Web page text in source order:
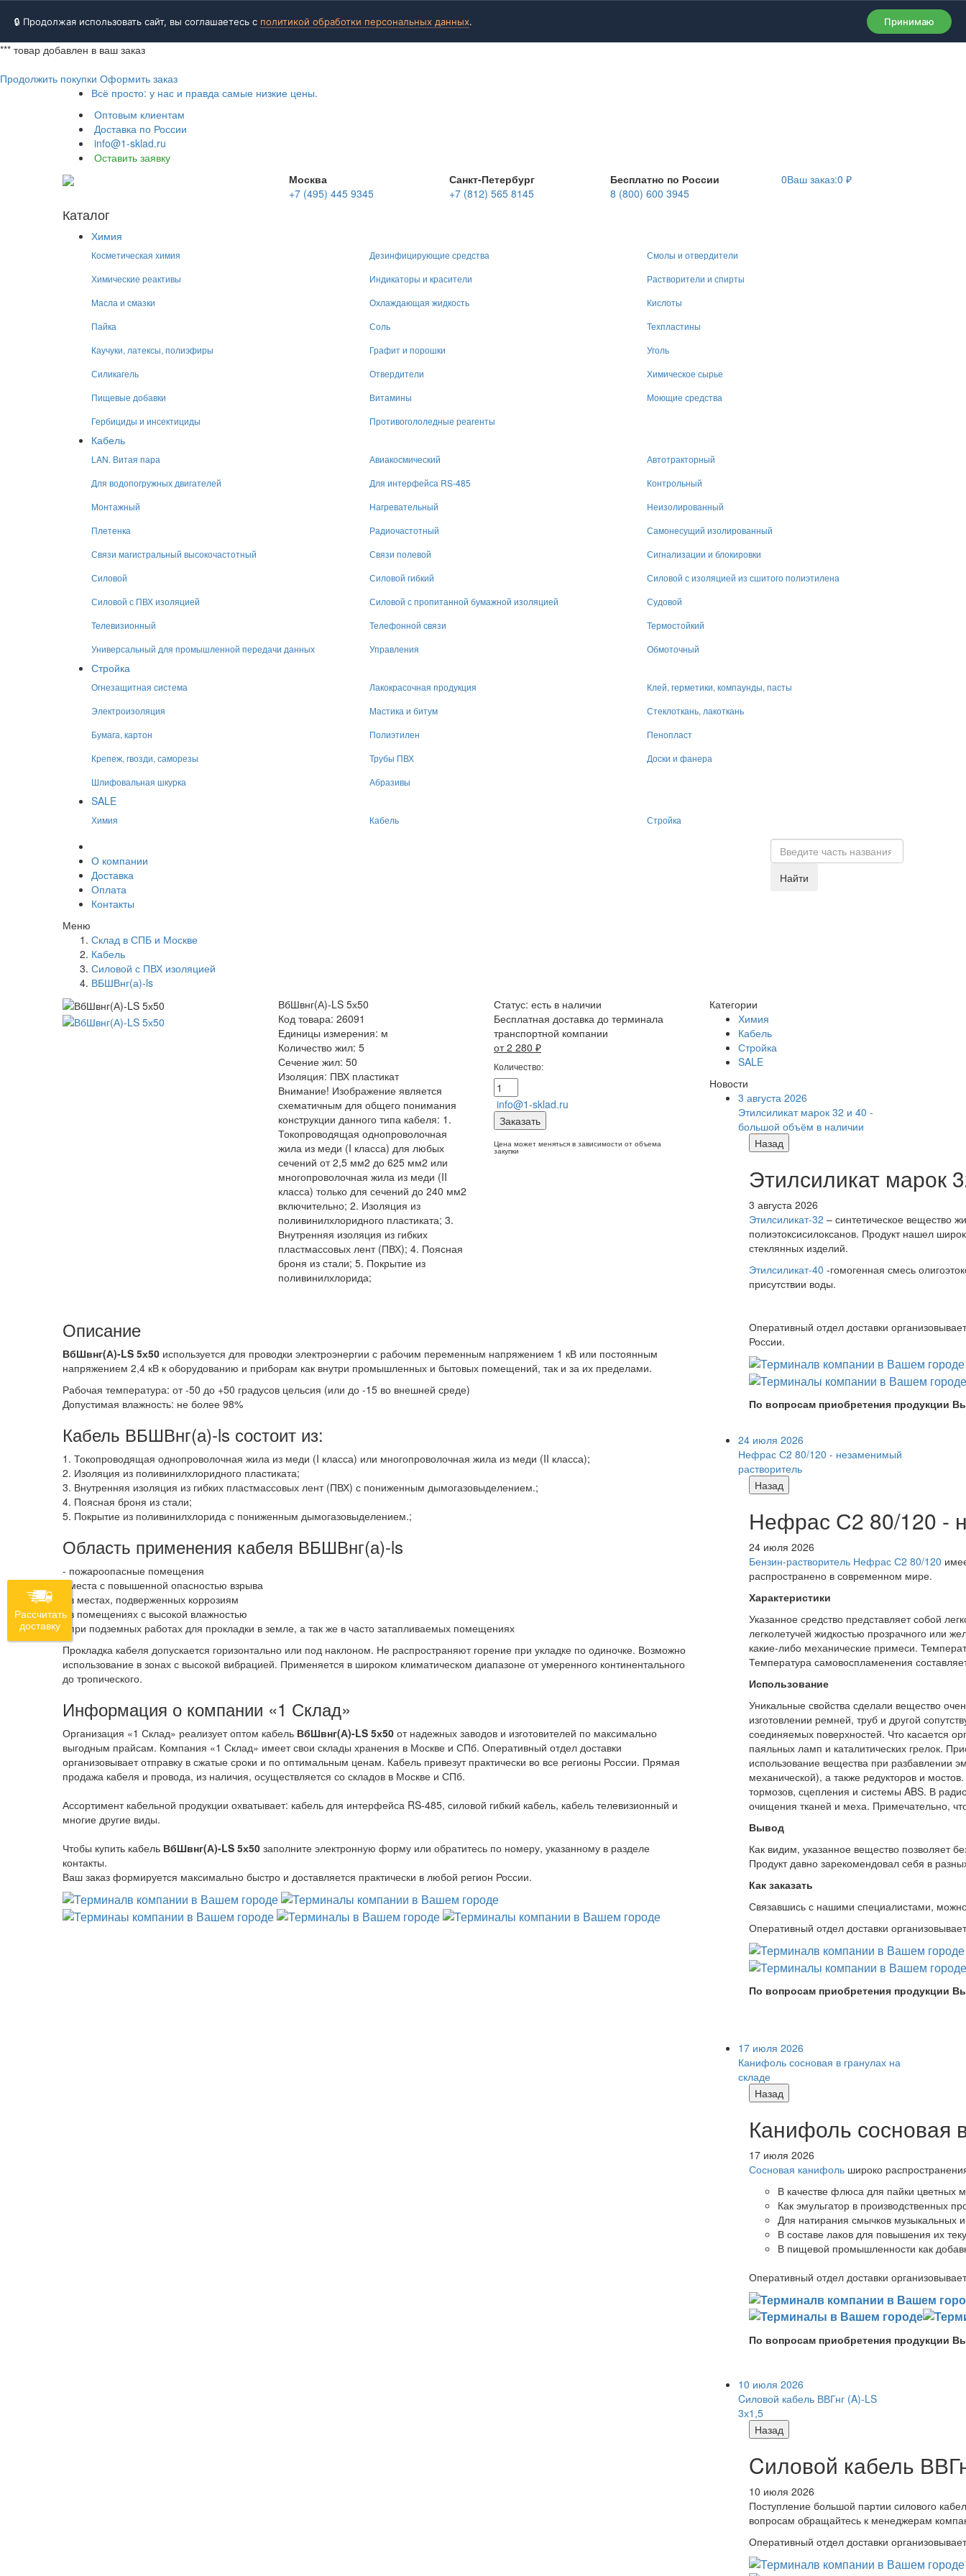
🔒 Продолжая использовать сайт, вы соглашаетесь с политикой обработки персональных данных. Принимаю
*** товар добавлен в ваш заказ
Продолжить покупки Оформить заказ
Всё просто: у нас и правда самые низкие цены.
Оптовым клиентам
Доставка по России
info@1-sklad.ru
Оставить заявку
Москва
+7 (495) 445 9345
Санкт-Петербург
+7 (812) 565 8145
Бесплатно по России
8 (800) 600 3945
0Ваш заказ:0 ₽
Каталог
Химия
Косметическая химия Дезинфицирующие средства
Смолы и отвердители
Химические реактивы
Индикаторы и красители
Растворители и спирты
Масла и смазки
Охлаждающая жидкость
Кислоты
Пайка
Соль
Техпластины
Каучуки, латексы, полиэфиры
Графит и порошки
Уголь
Силикагель
Отвердители
Химическое сырье
Пищевые добавки
Витамины
Моющие средства
Гербициды и инсектициды
Противогололедные реагенты
Кабель
LAN. Витая пара Авиакосмический
Автотракторный
Для водопогружных двигателей
Для интерфейса RS-485
Контрольный
Монтажный
Нагревательный
Неизолированный
Плетенка
Радиочастотный
Самонесущий изолированный
Связи магистральный высокочастотный
Связи полевой
Сигнализации и блокировки
Силовой
Силовой гибкий
Силовой с изоляцией из сшитого полиэтилена
Силовой с ПВХ изоляцией
Силовой с пропитанной бумажной изоляцией
Судовой
Телевизионный
Телефонной связи
Термостойкий
Универсальный для промышленной передачи данных
Управления Обмоточный
Стройка
Огнезащитная система Лакокрасочная продукция
Клей, герметики, компаунды, пасты
Электроизоляция
Мастика и битум
Стеклоткань, лакоткань
Бумага, картон
Полиэтилен
Пенопласт
Крепеж, гвозди, саморезы
Трубы ПВХ
Доски и фанера
Шлифовальная шкурка
Абразивы
SALE
Химия Кабель Стройка
О компании
Доставка
Оплата
Контакты
Найти
Меню
Склад в СПБ и Москве
Кабель
Силовой с ПВХ изоляцией
ВБШВнг(а)-ls
ВбШвнг(А)-LS 5х50
Код товара: 26091
Единицы измерения: м
Количество жил: 5
Сечение жил: 50
Изоляция: ПВХ пластикат
Внимание! Изображение является
схематичным для общего понимания
конструкции данного типа кабеля: 1.
Токопроводящая однопроволочная
жила из меди (I класса) для любых
сечений от 2,5 мм2 до 625 мм2 или
многопроволочная жила из меди (II
класса) только для сечений до 240 мм2
включительно; 2. Изоляция из
поливинилхлоридного пластиката; 3.
Внутренняя изоляция из гибких
пластмассовых лент (ПВХ); 4. Поясная
броня из стали; 5. Покрытие из
поливинилхлорида;
Статус: есть в наличии
Бесплатная доставка до терминала
транспортной компании
от 2 280 ₽
Количество:
info@1-sklad.ru
Заказать
Цена может меняться в зависимости от объема
закупки
Описание
ВбШвнг(А)-LS 5х50 используется для проводки электроэнергии с рабочим переменным напряжением 1 кВ или постоянным
напряжением 2,4 кВ к оборудованию и приборам как внутри промышленных и бытовых помещений, так и за их пределами.
Рабочая температура: от -50 до +50 градусов цельсия (или до -15 во внешней среде)
Допустимая влажность: не более 98%
Кабель ВБШВнг(а)-ls состоит из:
1. Токопроводящая однопроволочная жила из меди (I класса) или многопроволочная жила из меди (II класса);
2. Изоляция из поливинилхлоридного пластиката;
3. Внутренняя изоляция из гибких пластмассовых лент (ПВХ) с пониженным дымогазовыделением.;
4. Поясная броня из стали;
5. Покрытие из поливинилхлорида с пониженным дымогазовыделением.;
Область применения кабеля ВБШВнг(а)-ls
- пожароопасные помещения
- места с повышенной опасностью взрыва
- в местах, подверженных коррозиям
- в помещениях с высокой влажностью
- при подземных работах для прокладки в земле, а так же в часто затапливаемых помещениях
Прокладка кабеля допускается горизонтально или под наклоном. Не распространяют горение при укладке по одиночке. Возможно
использование в зонах с высокой вибрацией. Применяется в широком климатическом диапазоне от умеренного континентального
до тропического.
Информация о компании «1 Склад»
Организация «1 Склад» реализует оптом кабель ВбШвнг(А)-LS 5х50 от надежных заводов и изготовителей по максимально
выгодным прайсам. Компания «1 Склад» имеет свои склады хранения в Москве и СПб. Оперативный отдел доставки
организовывает отправку в сжатые сроки и по оптимальным ценам. Кабель привезут практически во все регионы России. Прямая
продажа кабеля и провода, из наличия, осуществляется со складов в Москве и СПб.
Ассортимент кабельной продукции охватывает: кабель для интерфейса RS-485, силовой гибкий кабель, кабель телевизионный и
многие другие виды.
Чтобы купить кабель ВбШвнг(А)-LS 5х50 заполните электронную форму или обратитесь по номеру, указанному в разделе
контакты.
Ваш заказ формируется максимально быстро и доставляется практически в любой регион России.
Категории
Химия
Кабель
Стройка
SALE
Новости
3 августа 2026
Этилсиликат марок 32 и 40 -
большой объём в наличии
Назад
Этилсиликат марок
3 августа 2026
Этилсиликат-32 – синтетическое вещество
полиэтоксисилоксанов. Продукт нашел
стеклянных изделий.
Этилсиликат-40 -гомогенная смесь
присутствии воды.
Оперативный отдел доставки
России.
По вопросам приобретения продукции
24 июля 2026
Нефрас С2 80/120 - незаменимый
растворитель
Назад
Нефрас С2 80/120 -
24 июля 2026
Бензин-растворитель Нефрас С2 80/120
распространено в современном мире.
Характеристики
Указанное средство представляет собой
легколетучей жидкостью прозрачного или
какие-либо механические примеси.
Температура самовоспламенения
Использование
Уникальные свойства сделали вещество
изготовлении ремней, труб и другой
соединяемых поверхностей. Что касается
паяльных ламп и каталитических грелок.
использование вещества при разбавлении
механической), а также редукторов и
тормозов, сцепления и системы ABS. В
очищения тканей и меха. Примечательно,
Вывод
Как видим, указанное вещество позволяет
Продукт давно зарекомендовал себя в
Как заказать
Связавшись с нашими специалистами,
Оперативный отдел доставки
По вопросам приобретения продукции
17 июля 2026
Канифоль сосновая в гранулах на
складе
Назад
Канифоль сосновая
17 июля 2026
Сосновая канифоль широко
В качестве флюса для пайки цветных
Как эмульгатор в производственных
Для натирания смычков музыкальных
В составе лаков для повышения их
В пищевой промышленности как
Оперативный отдел доставки
По вопросам приобретения продукции
10 июля 2026
Cиловой кабель ВВГнг (A)-LS
3х1,5
Назад
Cиловой кабель
10 июля 2026
Поступление большой партии силового
вопросам обращайтесь к менеджерам
Оперативный отдел доставки
Рассчитать
доставку